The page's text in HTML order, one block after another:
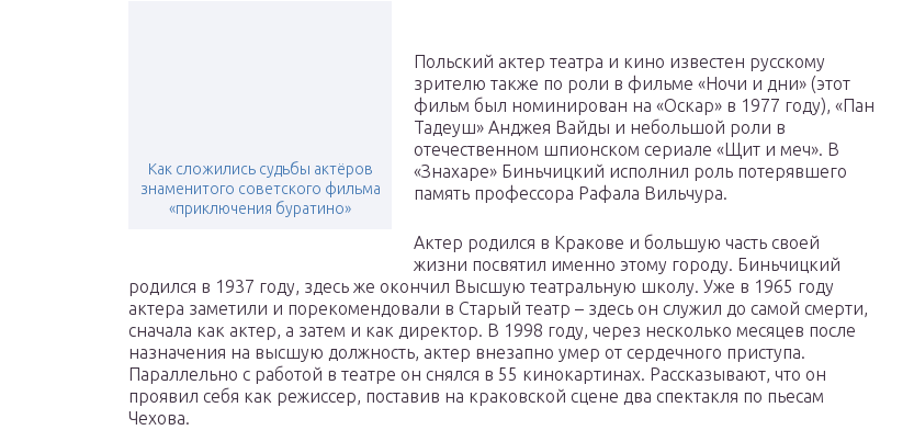
Как сложились судьбы актёров
знаменитого советского фильма
«приключения буратино»
Польский актер театра и кино известен русскому
зрителю также по роли в фильме «Ночи и дни» (этот
фильм был номинирован на «Оскар» в 1977 году), «Пан
Тадеуш» Анджея Вайды и небольшой роли в
отечественном шпионском сериале «Щит и меч». В
«Знахаре» Биньчицкий исполнил роль потерявшего
память профессора Рафала Вильчура.
Актер родился в Кракове и большую часть своей
жизни посвятил именно этому городу. Биньчицкий
родился в 1937 году, здесь же окончил Высшую театральную школу. Уже в 1965 году
актера заметили и порекомендовали в Старый театр – здесь он служил до самой смерти,
сначала как актер, а затем и как директор. В 1998 году, через несколько месяцев после
назначения на высшую должность, актер внезапно умер от сердечного приступа.
Параллельно с работой в театре он снялся в 55 кинокартинах. Рассказывают, что он
проявил себя как режиссер, поставив на краковской сцене два спектакля по пьесам
Чехова.